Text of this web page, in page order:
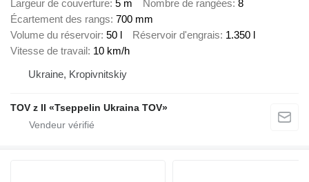
Largeur de couverture 5 m Nombre de rangées 8
Écartement des rangs 700 mm
Volume du réservoir 50 l Réservoir d'engrais 1.350 l
Vitesse de travail
10 km/h
Ukraine, Kropivnitskiy
TOV z II «Tseppelin Ukraina TOV»